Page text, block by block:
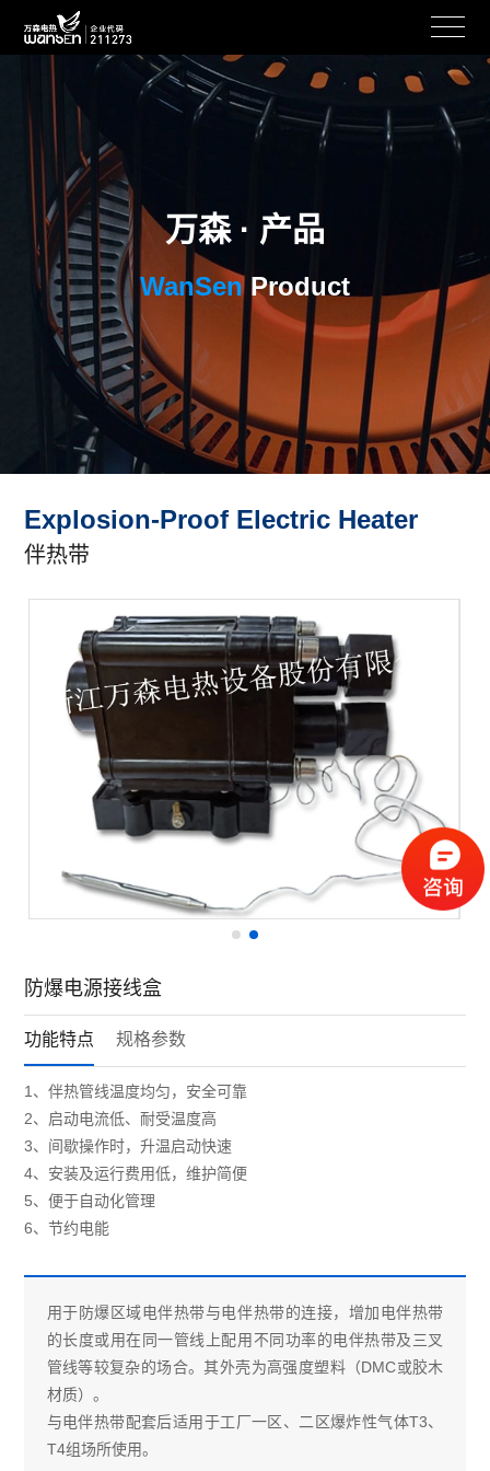
万森 · 产品
WanSenProduct
Explosion-Proof Electric Heater
伴热带
防爆电源接线盒
功能特点 规格参数
1、伴热管线温度均匀，安全可靠
2、启动电流低、耐受温度高
3、间歇操作时，升温启动快速
4、安装及运行费用低，维护简便
5、便于自动化管理
6、节约电能
用于防爆区域电伴热带与电伴热带的连接，增加电伴热带
的长度或用在同一管线上配用不同功率的电伴热带及三叉
管线等较复杂的场合。其外壳为高强度塑料（DMC或胶木
材质）。
与电伴热带配套后适用于工厂一区、二区爆炸性气体T3、
T4组场所使用。